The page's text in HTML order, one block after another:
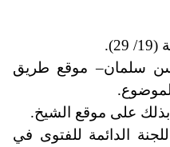
سلمان– موقع طريق
.
على موقع الشيخ.
الدائمة للفتوى في